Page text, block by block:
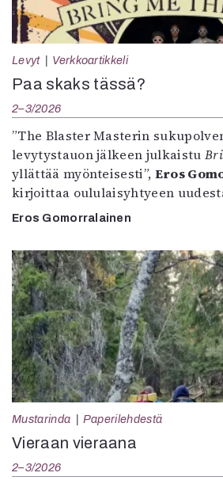
Levyt Verkkoartikkeli
Paa skaks tässä?
2–3/2026
”The Blaster Masterin
levytystauon jälkeen julkaistu
yllättää myönteisesti”, Eros
kirjoittaa oululaisyhtyeen
Eros Gomorralainen
Mustarinda Paperilehdestä
Vieraan vieraana
2–3/2026